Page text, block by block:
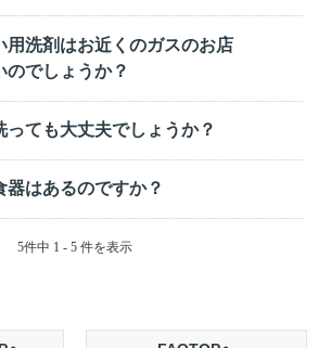
用洗剤はお近くのガスのお店
のでしょうか？
っても大丈夫でしょうか？
器はあるのですか？
5件中 1 - 5 件を表示